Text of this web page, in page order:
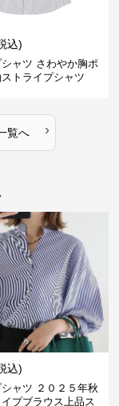
込)
ャツ さわやか胸ポ
トライプシャツ
覧へ ›
込)
ャツ ２０２５年秋
プブラウス上品ス